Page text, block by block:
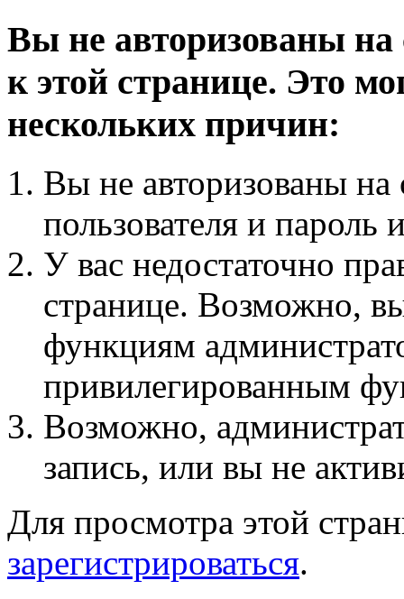
Вы не авторизованы на
к этой странице. Это
нескольких причин:
Вы не авторизованы на
пользователя и пароль
У вас недостаточно
странице. Возможно,
функциям
привилегированным
Возможно,
запись, или вы не
Для просмотра этой
зарегистрироваться.